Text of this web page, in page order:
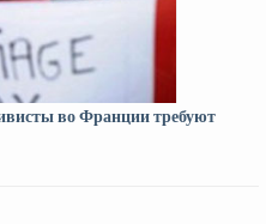
во Франции требуют